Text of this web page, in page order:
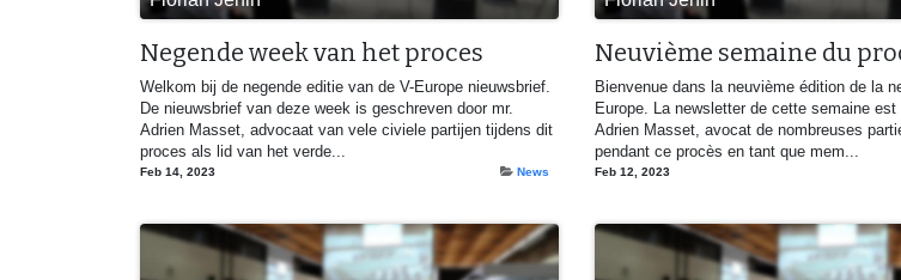
Negende week van het proces
Welkom bij de negende editie van de V-Europe nieuwsbrief.
De nieuwsbrief van deze week is geschreven door mr.
Adrien Masset, advocaat van vele civiele partijen tijdens dit
proces als lid van het verde...
Feb 14, 2023 News
Neuvième semaine du
Bienvenue dans la neuvième édition de la
Europe. La newsletter de cette semaine est
Adrien Masset, avocat de nombreuses
pendant ce procès en tant que mem...
Feb 12, 2023